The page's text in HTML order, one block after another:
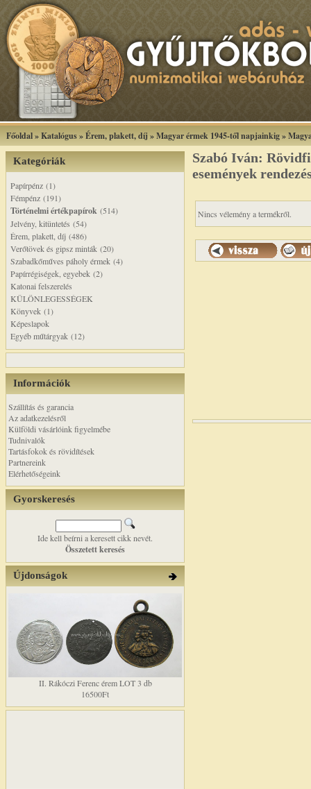
Főoldal»Katalógus»Érem, plakett, díj »Magyar érmek 1945-től napjainkig»
Kategóriák
Papírpénz (1)
Fémpénz (191)
Történelmi értékpapírok (514)
Jelvény, kitüntetés (54)
Érem, plakett, díj (486)
Verőtövek és gipsz minták (20)
Szabadkőműves páholy érmek (4)
Papírrégiségek, egyebek (2)
Katonai felszerelés
KÜLÖNLEGESSÉGEK
Könyvek (1)
Képeslapok
Egyéb műtárgyak (12)
Információk
Szállítás és garancia
Az adatkezelésről
Külföldi vásárlóink figyelmébe
Tudnivalók
Tartásfokok és rövidítések
Partnereink
Elérhetőségeink
Gyorskeresés
Ide kell beírni a keresett cikk nevét.
Összetett keresés
Újdonságok
II. Rákóczi Ferenc érem LOT 3 db
16500Ft
Szabó Iván:
események
Nincs vélemény a termékről.